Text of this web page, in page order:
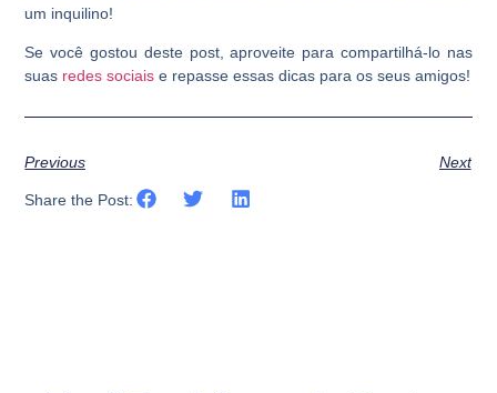
um inquilino!
Se você gostou deste post, aproveite para compartilhá-lo nas
suas redes sociais e repasse essas dicas para os seus amigos!
Previous Next
Share the Post: